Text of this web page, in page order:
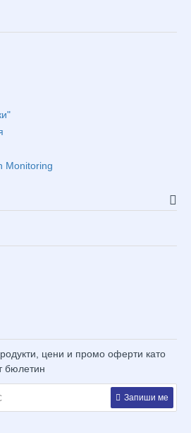
Monitoring
цени и промо оферти като
бюлетин
Запиши ме